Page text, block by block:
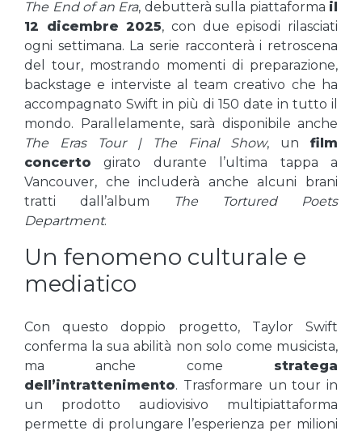
The End of an Era, debutterà sulla piattaforma il
12 dicembre 2025, con due episodi rilasciati
ogni settimana. La serie racconterà i retroscena
del tour, mostrando momenti di preparazione,
backstage e interviste al team creativo che ha
accompagnato Swift in più di 150 date in tutto il
mondo. Parallelamente, sarà disponibile anche
The Eras Tour | The Final Show, un film
concerto girato durante l’ultima tappa a
Vancouver, che includerà anche alcuni brani
tratti dall’album
The Tortured Poets
Department.
Un fenomeno culturale e
mediatico
Con questo doppio progetto, Taylor Swift
conferma la sua abilità non solo come musicista,
ma anche come stratega
dell’intrattenimento. Trasformare un tour in
un prodotto audiovisivo multipiattaforma
permette di prolungare l’esperienza per milioni